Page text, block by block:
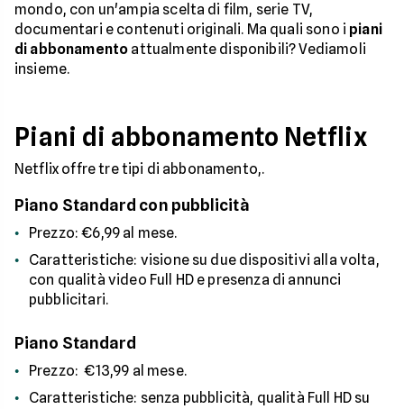
mondo, con un'ampia scelta di film, serie TV,
documentari e contenuti originali. Ma quali sono i piani
di abbonamento attualmente disponibili? Vediamoli
insieme.
Piani di abbonamento Netflix
Netflix offre tre tipi di abbonamento,.
Piano Standard con pubblicità
Prezzo: €6,99 al mese.
Caratteristiche: visione su due dispositivi alla volta,
con qualità video Full HD e presenza di annunci
pubblicitari.
Piano Standard
Prezzo: €13,99 al mese.
Caratteristiche: senza pubblicità, qualità Full HD su